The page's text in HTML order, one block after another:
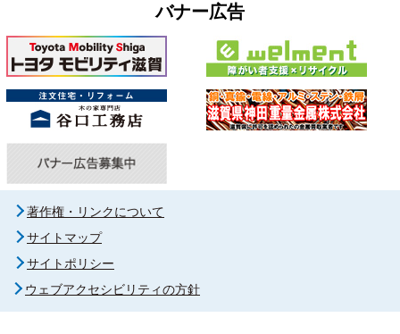
バナー広告
著作権・リンクについて
サイトマップ
サイトポリシー
ウェブアクセシビリティの方針